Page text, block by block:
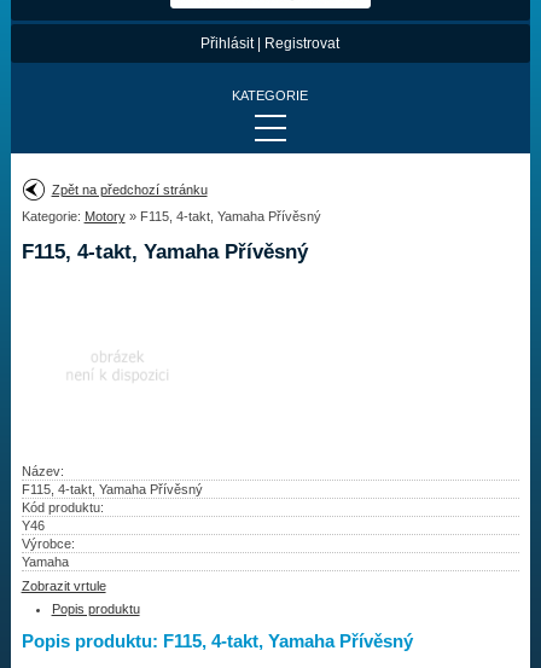
Přihlásit| Registrovat
KATEGORIE
Provedení:
Výrobce:
Najít vrtuli
Vrtule
Kontakty
Aktuality
Zpět na předchozí stránku
Kategorie: Motory» F115, 4-takt, Yamaha Přívěsný
F115, 4-takt, Yamaha Přívěsný
Název:
F115, 4-takt, Yamaha Přívěsný
Kód produktu:
Y46
Výrobce:
Yamaha
Zobrazit vrtule
Popis produktu
Popis produktu: F115, 4-takt, Yamaha Přívěsný